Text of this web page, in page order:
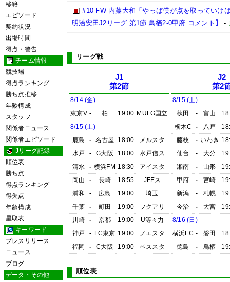
移籍
エピソード
契約状況
出場時間
得点・警告
チーム情報
競技場
得点ランキング
勝ち点推移
年齢構成
スタッフ
関係者ニュース
関係者エピソード
Jリーグ記録
順位表
勝ち点
得点ランキング
得失点
年齢構成
星取表
キーワード
プレスリリース
ニュース
ブログ
データ・その他
#10 FW 内藤大和「やっぱ僕が点を取っていけ
明治安田J2リーグ 第1節 鳥栖2-0甲府 コメント】
-
リーグ戦
J1
第2節
8/14 (金)
東京V - 柏 19:00 MUFG国立
8/15 (土)
鹿島
- 名古屋 18:00
メルスタ
水戸
- G大阪 18:00
水戸信ス
清水
- 横浜FM 18:30
アイスタ
岡山
- 長崎 18:55
JFEス
浦和
- 広島 19:00
埼玉
千葉
- 町田 19:00
フクアリ
川崎
- 京都 19:00
U等々力
神戸
- FC東京 19:00
ノエスタ
福岡
- C大阪 19:00 ベススタ
J2
第2
8/15 (土)
秋田
- 富山
栃木C
- 八戸
藤枝
- いわき
仙台
- 大分
湘南
- 山形
甲府
- 宮崎
新潟
- 札幌
今治
- 大宮
8/16 (日)
横浜FC - 磐田
徳島
- 鳥栖
順位表